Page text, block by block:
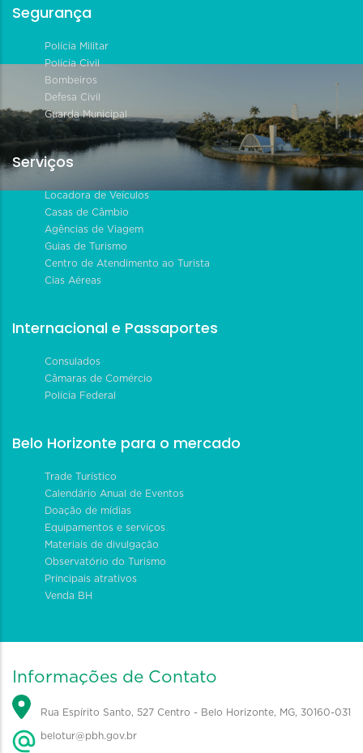
Segurança
Polícia Militar
Polícia Civil
Bombeiros
Defesa Civil
Guarda Municipal
Serviços
Locadora de Veículos
Casas de Câmbio
Agências de Viagem
Guias de Turismo
Centro de Atendimento ao Turista
Cias Aéreas
Internacional e Passaportes
Consulados
Câmaras de Comércio
Polícia Federal
Belo Horizonte para o mercado
Trade Turístico
Calendário Anual de Eventos
Doação de mídias
Equipamentos e serviços
Materiais de divulgação
Observatório do Turismo
Principais atrativos
Venda BH
Informações de Contato
Rua Espírito Santo, 527 Centro - Belo Horizonte, MG, 30160-031
belotur@pbh.gov.br